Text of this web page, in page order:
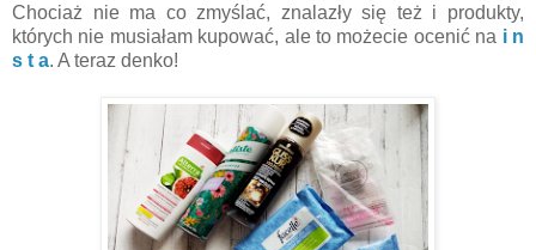
Chociaż nie ma co zmyślać, znalazły się też i produkty,
których nie musiałam kupować, ale to możecie ocenić na i n
s t a. A teraz denko!